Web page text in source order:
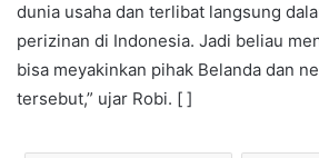
dunia usaha dan terlibat langsung
perizinan di Indonesia. Jadi beliau
bisa meyakinkan pihak Belanda dan
tersebut,” ujar Robi. [ ]